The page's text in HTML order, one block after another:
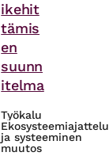
ikehit
tämis
en
suunn
itelma
Työkalu
Ekosysteemiajattelu
ja systeeminen
muutos